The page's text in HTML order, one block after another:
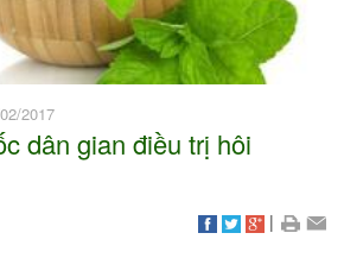
2017
dân gian điều trị hôi
|